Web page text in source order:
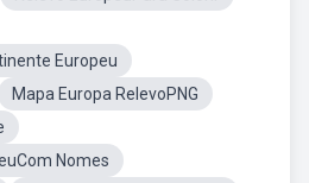
Europeu
Mapa Europa RelevoPNG
Nomes